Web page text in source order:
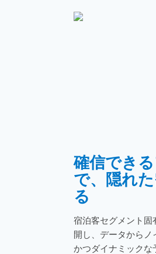
確信でき
で、隠れ
る
宿泊客セグメント固
開し、データから
かつダイナミックな